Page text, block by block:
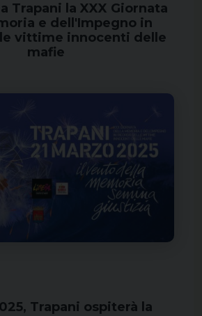
Trapani la XXX Giornata
e dell'Impegno in
vittime innocenti delle
mafie
Trapani ospiterà la